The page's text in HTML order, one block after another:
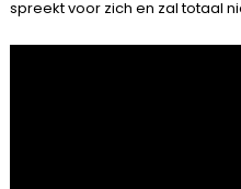
spreekt voor zich en zal totaal